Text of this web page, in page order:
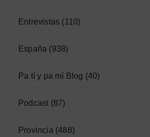
Entrevistas (110)
España (938)
Pa tí y pa mí Blog (40)
Podcast (87)
Provincia (488)